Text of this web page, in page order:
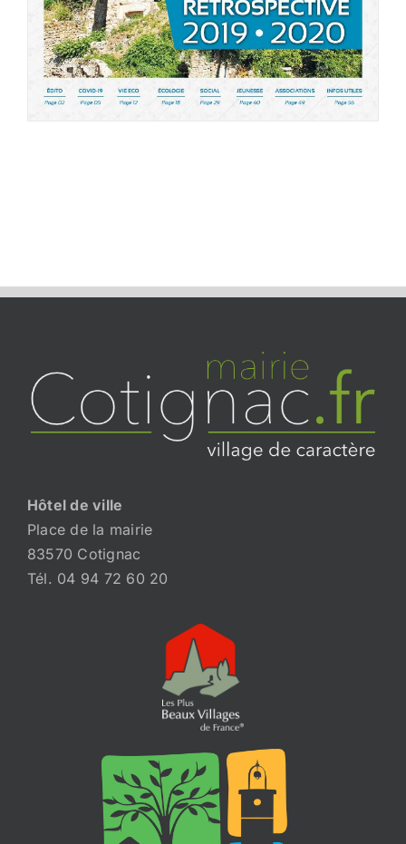
Hôtel de ville
Place de la mairie
83570 Cotignac
Tél. 04 94 72 60 20